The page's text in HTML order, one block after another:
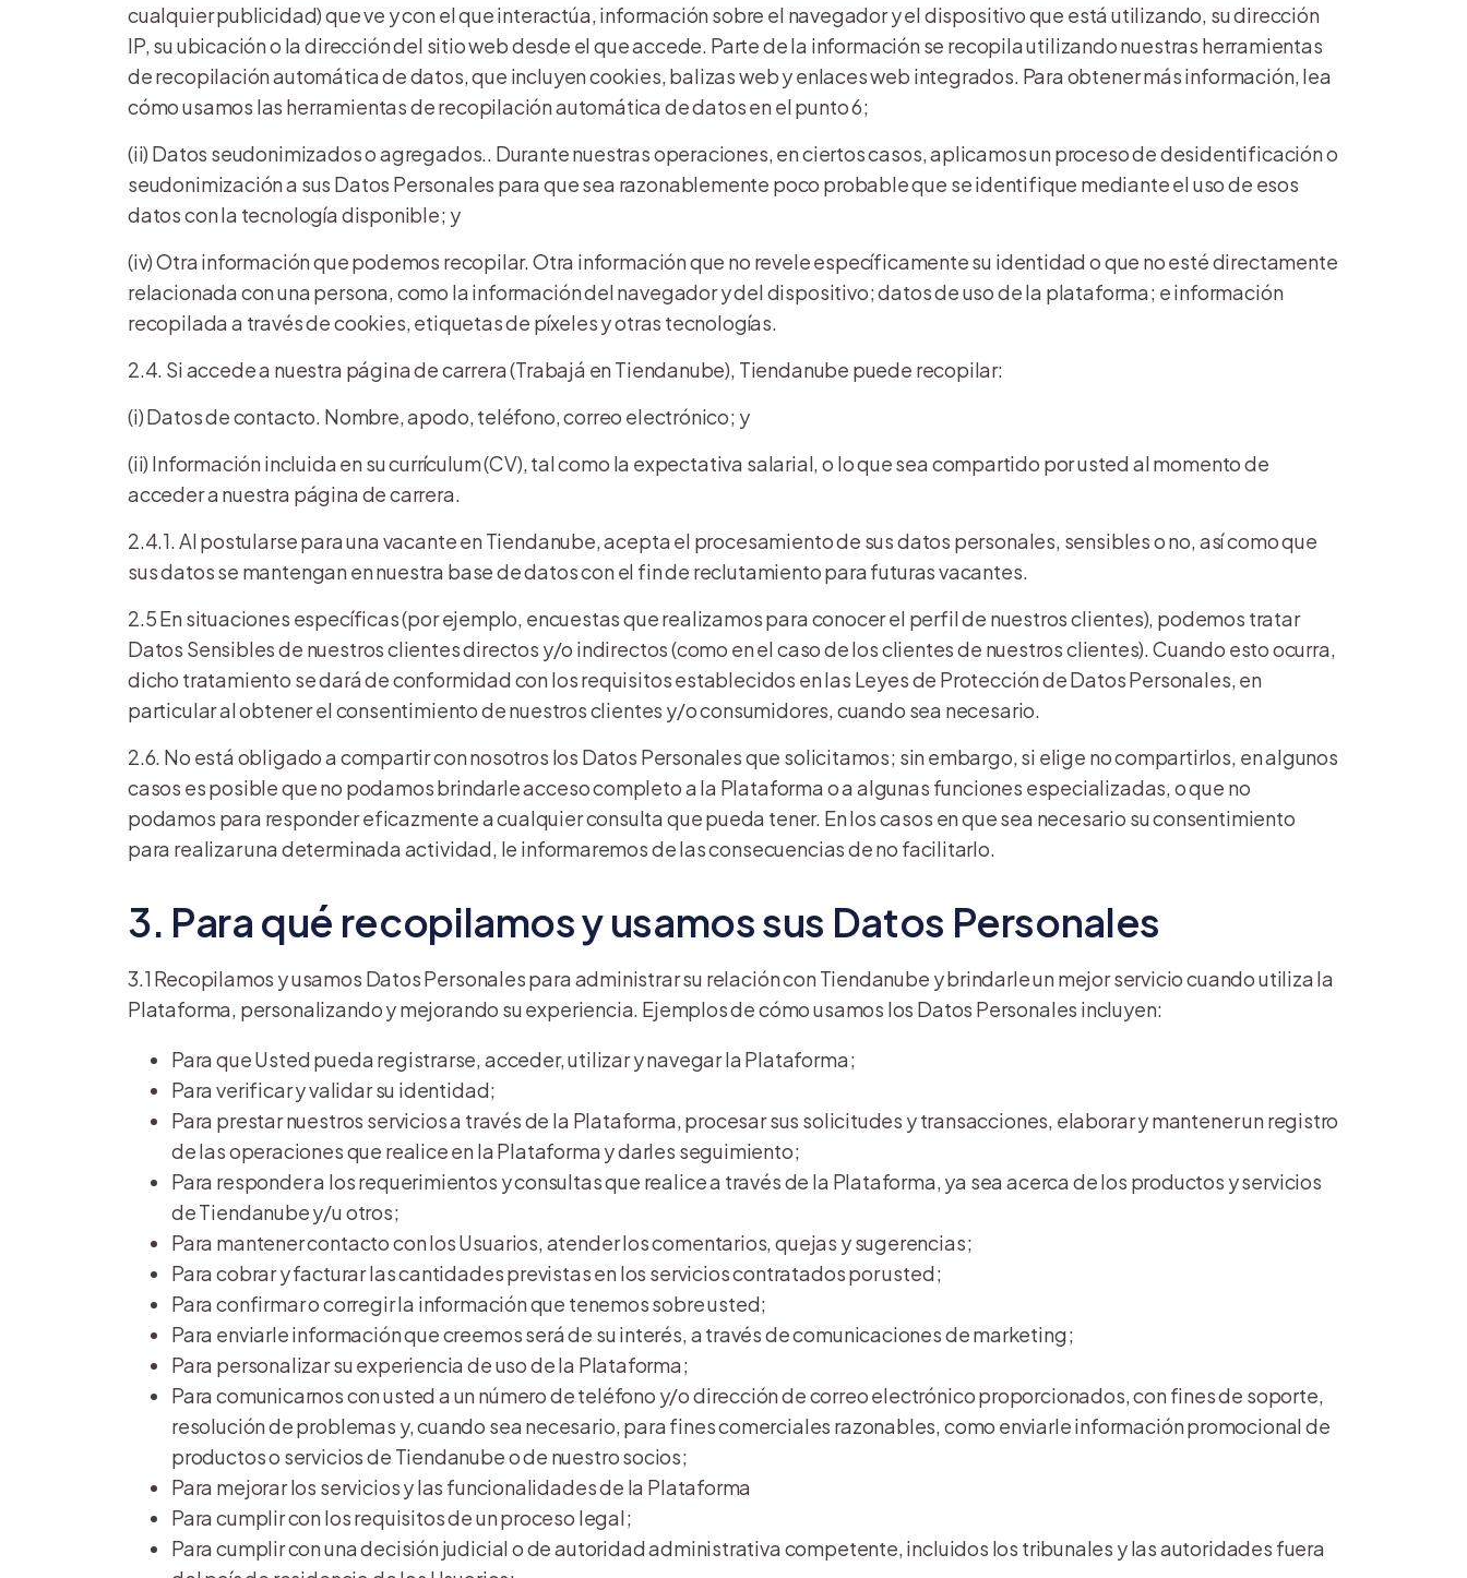
cualquier publicidad) que ve y con el que interactúa, información sobre el navegador y el dispositivo que está utilizando, su dirección
IP, su ubicación o la dirección del sitio web desde el que accede. Parte de la información se recopila utilizando nuestras herramientas
de recopilación automática de datos, que incluyen cookies, balizas web y enlaces web integrados. Para obtener más información, lea
cómo usamos las herramientas de recopilación automática de datos en el punto 6;
(ii) Datos seudonimizados o agregados.. Durante nuestras operaciones, en ciertos casos, aplicamos un proceso de desidentificación o
seudonimización a sus Datos Personales para que sea razonablemente poco probable que se identifique mediante el uso de esos
datos con la tecnología disponible; y
(iv) Otra información que podemos recopilar. Otra información que no revele específicamente su identidad o que no esté directamente
relacionada con una persona, como la información del navegador y del dispositivo; datos de uso de la plataforma; e información
recopilada a través de cookies, etiquetas de píxeles y otras tecnologías.
2.4. Si accede a nuestra página de carrera (Trabajá en Tiendanube), Tiendanube puede recopilar:
(i) Datos de contacto. Nombre, apodo, teléfono, correo electrónico; y
(ii) Información incluida en su currículum (CV), tal como la expectativa salarial, o lo que sea compartido por usted al momento de
acceder a nuestra página de carrera.
2.4.1. Al postularse para una vacante en Tiendanube, acepta el procesamiento de sus datos personales, sensibles o no, así como que
sus datos se mantengan en nuestra base de datos con el fin de reclutamiento para futuras vacantes.
2.5 En situaciones específicas (por ejemplo, encuestas que realizamos para conocer el perfil de nuestros clientes), podemos tratar
Datos Sensibles de nuestros clientes directos y/o indirectos (como en el caso de los clientes de nuestros clientes). Cuando esto ocurra,
dicho tratamiento se dará de conformidad con los requisitos establecidos en las Leyes de Protección de Datos Personales, en
particular al obtener el consentimiento de nuestros clientes y/o consumidores, cuando sea necesario.
2.6. No está obligado a compartir con nosotros los Datos Personales que solicitamos; sin embargo, si elige no compartirlos, en algunos
casos es posible que no podamos brindarle acceso completo a la Plataforma o a algunas funciones especializadas, o que no
podamos para responder eficazmente a cualquier consulta que pueda tener. En los casos en que sea necesario su consentimiento
para realizar una determinada actividad, le informaremos de las consecuencias de no facilitarlo.
3. Para qué recopilamos y usamos sus Datos Personales
3.1 Recopilamos y usamos Datos Personales para administrar su relación con Tiendanube y brindarle un mejor servicio cuando utiliza la
Plataforma, personalizando y mejorando su experiencia. Ejemplos de cómo usamos los Datos Personales incluyen:
Para que Usted pueda registrarse, acceder, utilizar y navegar la Plataforma;
Para verificar y validar su identidad;
Para prestar nuestros servicios a través de la Plataforma, procesar sus solicitudes y transacciones, elaborar y mantener un registro
de las operaciones que realice en la Plataforma y darles seguimiento;
Para responder a los requerimientos y consultas que realice a través de la Plataforma, ya sea acerca de los productos y servicios
de Tiendanube y/u otros;
Para mantener contacto con los Usuarios, atender los comentarios, quejas y sugerencias;
Para cobrar y facturar las cantidades previstas en los servicios contratados por usted;
Para confirmar o corregir la información que tenemos sobre usted;
Para enviarle información que creemos será de su interés, a través de comunicaciones de marketing;
Para personalizar su experiencia de uso de la Plataforma;
Para comunicarnos con usted a un número de teléfono y/o dirección de correo electrónico proporcionados, con fines de soporte,
resolución de problemas y, cuando sea necesario, para fines comerciales razonables, como enviarle información promocional de
productos o servicios de Tiendanube o de nuestro socios;
Para mejorar los servicios y las funcionalidades de la Plataforma
Para cumplir con los requisitos de un proceso legal;
Para cumplir con una decisión judicial o de autoridad administrativa competente, incluidos los tribunales y las autoridades fuera